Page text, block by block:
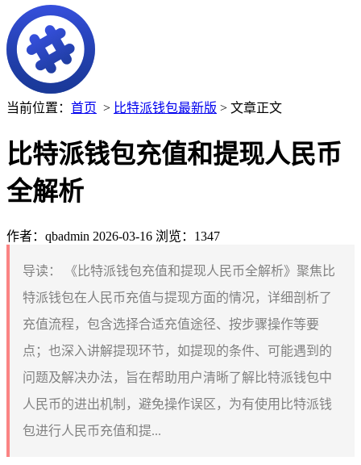
当前位置： 首页 > 比特派钱包最新版 > 文章正文
比特派钱包充值和提现人民币
全解析
作者：qbadmin 2026-03-16 浏览：1347
导读：
《比特派钱包充值和提现人民币全解析》聚焦比
特派钱包在人民币充值与提现方面的情况，详细剖析了
充值流程，包含选择合适充值途径、按步骤操作等要
点；也深入讲解提现环节，如提现的条件、可能遇到的
问题及解决办法，旨在帮助用户清晰了解比特派钱包中
人民币的进出机制，避免操作误区，为有使用比特派钱
包进行人民币充值和提...